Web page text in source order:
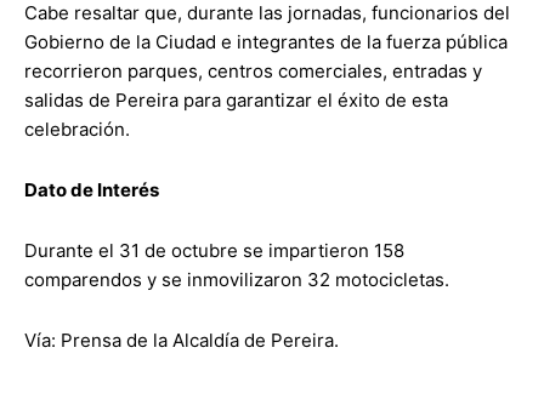
Cabe resaltar que, durante las jornadas, funcionarios del
Gobierno de la Ciudad e integrantes de la fuerza pública
recorrieron parques, centros comerciales, entradas y
salidas de Pereira para garantizar el éxito de esta
celebración.
Dato de Interés
Durante el 31 de octubre se impartieron 158
comparendos y se inmovilizaron 32 motocicletas.
Vía: Prensa de la Alcaldía de Pereira.